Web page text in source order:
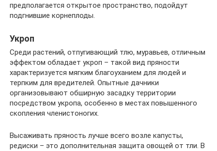
предполагается открытое пространство, подойдут
подгнившие корнеплоды.
Укроп
Среди растений, отпугивающий тлю, муравьев, отличным
эффектом обладает укроп – такой вид пряности
характеризуется мягким благоуханием для людей и
терпким для вредителей. Опытные дачники
организовывают обширную засадку территории
посредством укропа, особенно в местах повышенного
скопления членистоногих.
Высаживать пряность лучше всего возле капусты,
редиски – это дополнительная защита овощей от тли. В